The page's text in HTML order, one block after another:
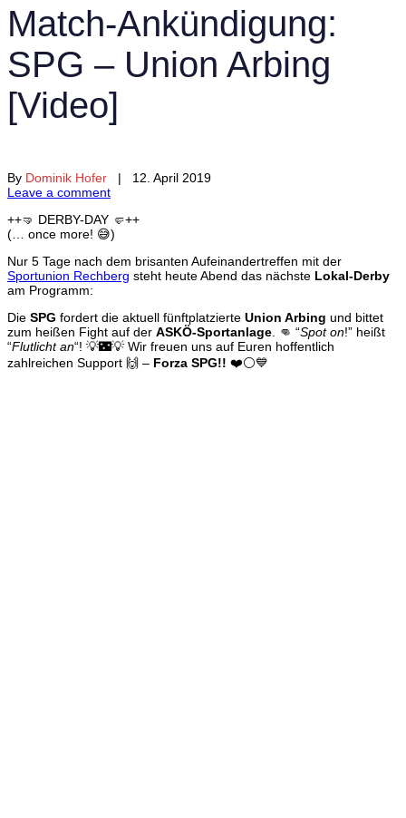
Match-Ankündigung:
SPG – Union Arbing
[Video]
By Dominik Hofer | 12. April 2019
Leave a comment
++🤜 DERBY-DAY 🤛++
(… once more! 😅)
Nur 5 Tage nach dem brisanten Aufeinandertreffen mit der
Sportunion Rechberg steht heute Abend das nächste Lokal-Derby
am Programm:
Die SPG fordert die aktuell fünftplatzierte Union Arbing und bittet
zum heißen Fight auf der ASKÖ-Sportanlage. 👊 “Spot on!” heißt
“Flutlicht an“! 💡🌃💡 Wir freuen uns auf Euren hoffentlich
zahlreichen Support 🙌 – Forza SPG!! ❤️⚪️💙